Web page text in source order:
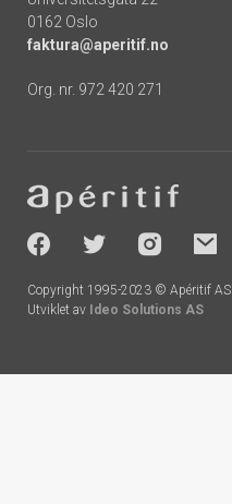
0162 Oslo
faktura@aperitif.no
Org. nr. 972 420 271
-
socials
Copyright 1995-2023 © Apéritif AS
Utviklet av Ideo Solutions AS